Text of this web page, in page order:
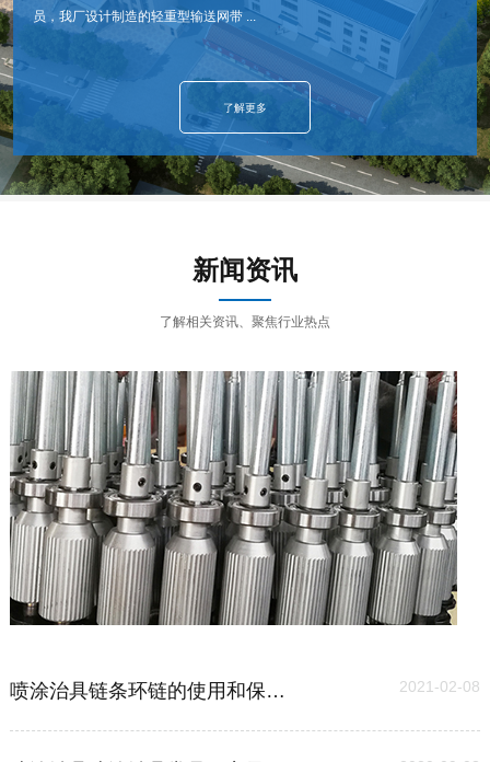
员，我厂设计制造的轻重型输送网带 ...
了解更多
新闻资讯
了解相关资讯、聚焦行业热点
喷涂治具链条环链的使用和保养维护 2021-02-08